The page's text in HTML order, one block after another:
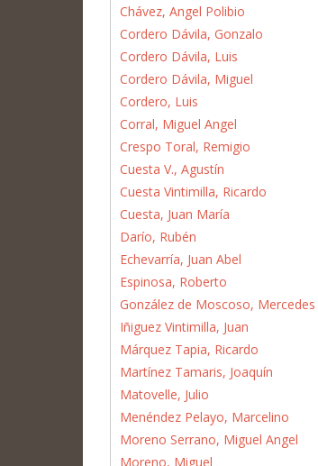
Chávez, Angel Polibio
Cordero Dávila, Gonzalo
Cordero Dávila, Luis
Cordero Dávila, Miguel
Cordero, Luis
Corral, Miguel Angel
Crespo Toral, Remigio
Cuesta V., Agustín
Cuesta Vintimilla, Ricardo
Cuesta, Juan María
Darío, Rubén
Echevarría, Juan Abel
Espinosa, Roberto
González de Moscoso, Mercedes
Iñiguez Vintimilla, Juan
Márquez Tapia, Ricardo
Martínez Tamaris, Joaquín
Matovelle, Julio
Menéndez Pelayo, Marcelino
Moreno Serrano, Miguel Angel
Moreno, Miguel